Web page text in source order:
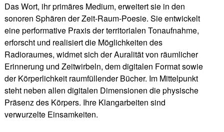
Das Wort, ihr primäres Medium, erweitert sie in den
sonoren Sphären der Zeit-Raum-Poesie. Sie entwickelt
eine performative Praxis der territorialen Tonaufnahme,
erforscht und realisiert die Möglichkeiten des
Radioraumes, widmet sich der Auralität von räumlicher
Erinnerung und Zeitwirbeln, dem digitalen Format sowie
der Körperlichkeit raumfüllender Bücher. Im Mittelpunkt
steht neben allen digitalen Dimensionen die physische
Präsenz des Körpers. Ihre Klangarbeiten sind
verwurzelte Einsamkeiten.